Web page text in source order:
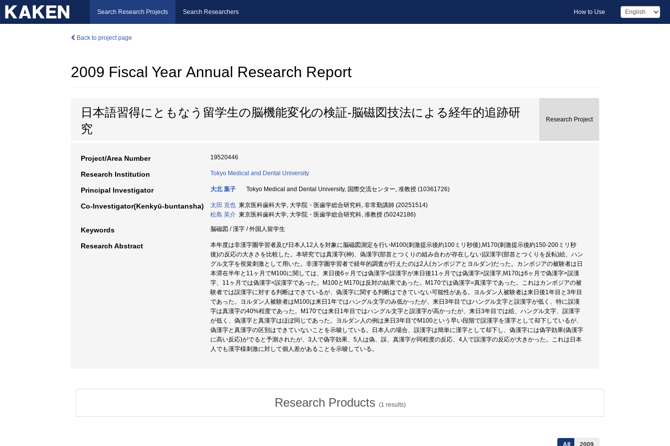
Search Research Projects Search Researchers How to Use
Back to project page
2009 Fiscal Year Annual Research Report
日本語習得にともなう留学生の脳機能変化の検証-脳磁図技法による経年的追跡研
究
Research Project
Project/Area Number 19520446
Research Institution Tokyo Medical and Dental University
Principal Investigator 大北 葉子 Tokyo Medical and Dental University, 国際交流センター, 准教授 (10361726)
Co-Investigator(Kenkyū-buntansha) 太田 克也 東京医科歯科大学, 大学院・医歯学総合研究科, 非常勤講師 (20251514)
松島 英介 東京医科歯科大学, 大学院・医歯学総合研究科, 准教授 (50242186)
Keywords 脳磁図 / 漢字 / 外国人留学生
Research Abstract
本年度は非漢字圏学習者及び日本人12人を対象に脳磁図測定を行いM100(刺激提示後約100ミリ秒後),M170(刺激提示後約150-200ミリ秒
後)の反応の大きさを比較した。本研究では真漢字(神)、偽漢字(部首とつくりの組み合わが存在しない)誤漢字(部首とつくりを反転)絵、ハン
グル文字を視覚刺激として用いた。非漢字圏学習者で経年的調査が行えたのは2人(カンボジアとヨルダン)だった。カンボジアの被験者は日
本滞在半年と11ヶ月でM100に関しては、来日後6ヶ月では偽漢字<誤漢字が来日後11ヶ月では偽漢字>誤漢字,M170は6ヶ月で偽漢字>誤漢
字、11ヶ月では偽漢字<誤漢字であった。M100とM170は反対の結果であった。M170では偽漢字=真漢字であった。これはカンボジアの被
験者では誤漢字に対する判断はできているが、偽漢字に関する判断はできていない可能性がある。ヨルダン人被験者は来日後1年目と3年目
であった。ヨルダン人被験者はM100は来日1年ではハングル文字のみ低かったが、来日3年目ではハングル文字と誤漢字が低く、特に誤漢
字は真漢字の40%程度であった。M170では来日1年目ではハングル文字と誤漢字が高かったが、来日3年目では絵、ハングル文字、誤漢字
が低く、偽漢字と真漢字はほぼ同じであった。ヨルダン人の例は来日3年目でM100という早い段階で誤漢字を漢字として却下しているが、
偽漢字と真漢字の区別はできていないことを示唆している。日本人の場合、誤漢字は簡単に漢字として却下し、偽漢字には偽字効果(偽漢字
に高い反応)がでると予測されたが、3人で偽字効果、5人は偽、誤、真漢字が同程度の反応、4人で誤漢字の反応が大きかった。これは日本
人でも漢字様刺激に対して個人差があることを示唆している。
Research Products (1 results)
All 2009